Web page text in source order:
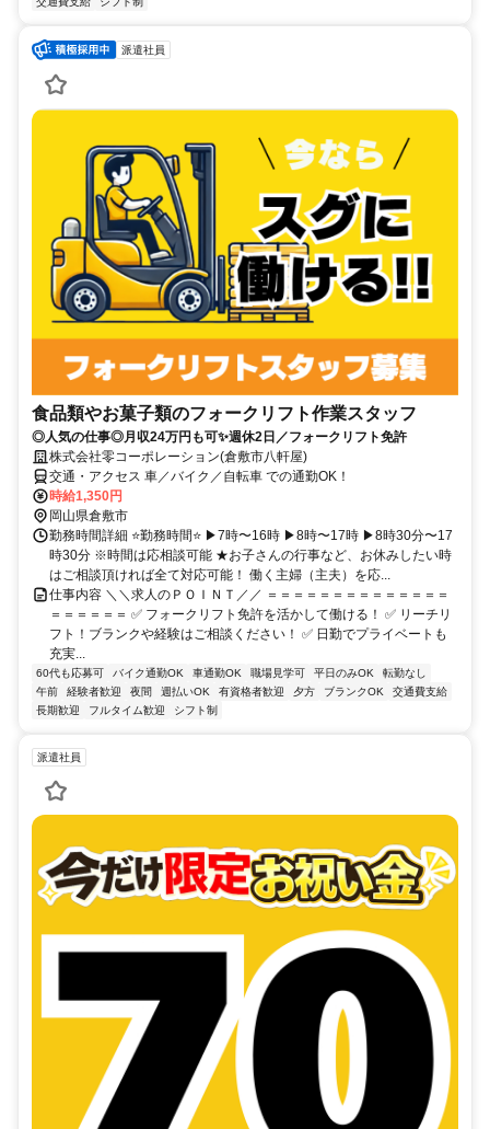
派遣社員
食品類やお菓子類のフォークリフト作業スタッフ
◎人気の仕事◎月収24万円も可✨週休2日／フォークリフト免許
株式会社零コーポレーション(倉敷市八軒屋)
交通・アクセス 車／バイク／自転車 での通勤OK！
時給1,350円
岡山県倉敷市
勤務時間詳細 ⭐勤務時間⭐ ▶7時〜16時 ▶8時〜17時 ▶8時30分〜17
時30分 ※時間は応相談可能 ★お子さんの行事など、お休みしたい時
はご相談頂ければ全て対応可能！ 働く主婦（主夫）を応...
仕事内容 ＼＼求人のＰＯＩＮＴ／／ ＝＝＝＝＝＝＝＝＝＝＝＝＝＝
＝＝＝＝＝＝ ✅ フォークリフト免許を活かして働ける！ ✅ リーチリ
フト！ブランクや経験はご相談ください！ ✅ 日勤でプライベートも
充実...
60代も応募可 バイク通勤OK 車通勤OK 職場見学可 平日のみOK
転勤なし
午前
経験者歓迎 夜間 週払いOK 有資格者歓迎 夕方 ブランクOK
交通費支給
長期歓迎
フルタイム歓迎 シフト制
派遣社員